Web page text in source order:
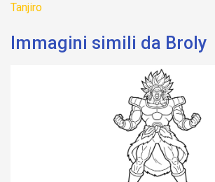
Tanjiro
Immagini simili da Broly